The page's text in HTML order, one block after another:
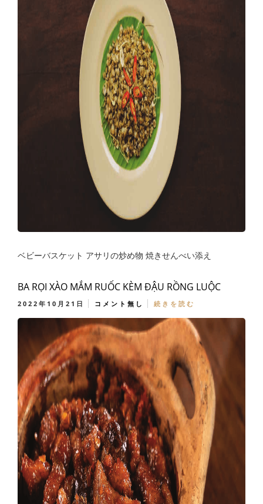
ベビーバスケット アサリの炒め物 焼きせんべい添え
BA RỌI XÀO MẮM RUỐC KÈM ĐẬU RỒNG LUỘC
2022年10月21日 コメント無し 続きを読む